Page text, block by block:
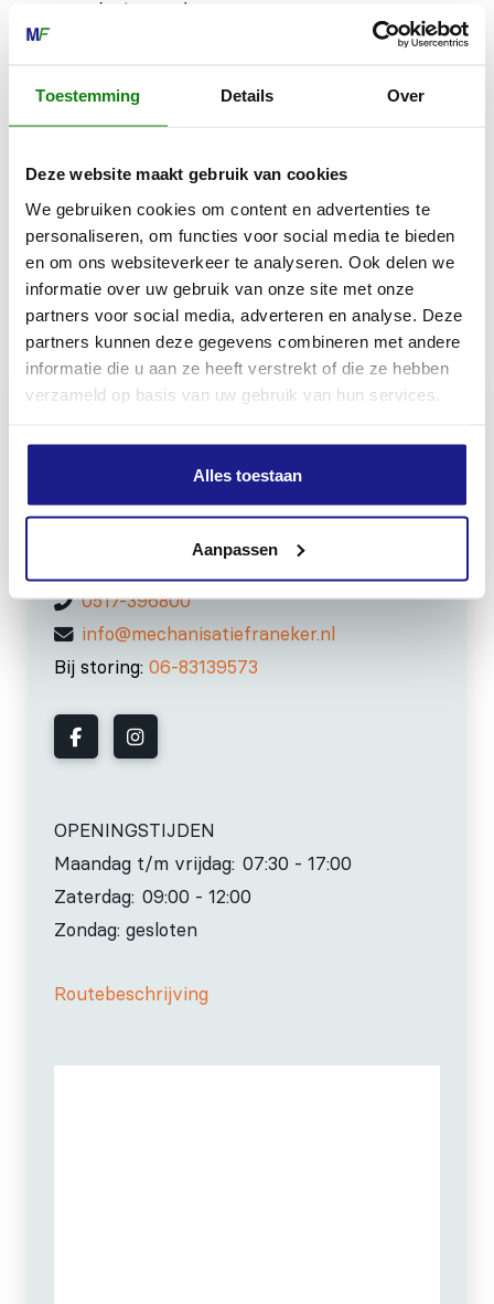
Toestemming Details Over
Deze website maakt gebruik van cookies
We gebruiken cookies om content en advertenties te
personaliseren, om functies voor social media te bieden
en om ons websiteverkeer te analyseren. Ook delen we
informatie over uw gebruik van onze site met onze
partners voor social media, adverteren en analyse. Deze
partners kunnen deze gegevens combineren met andere
informatie die u aan ze heeft verstrekt of die ze hebben
verzameld op basis van uw gebruik van hun services.
Alles toestaan
Aanpassen
smering te garanderen.
de bougie snel en eenvoudig. Om de olie netjes en
nauwkeurig te verversen, raadt STIHL het gebruik
afzuigpomp. Deze accessoires vergemakkelijken
van gebruikte olie.
Inhoud door
MECHANISATIE FRANEKER
Kiehoek 26
0517-396800
info@mechanisatiefraneker.nl
Bij storing: 06-83139573
OPENINGSTIJDEN
Maandag t/m vrijdag: 07:30 - 17:00
Zaterdag: 09:00 - 12:00
Zondag: gesloten
Routebeschrijving